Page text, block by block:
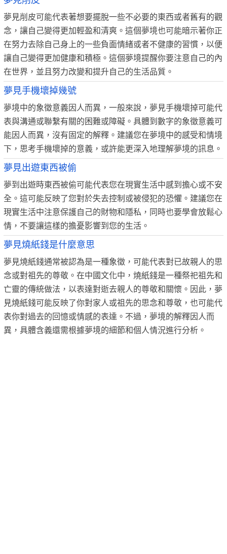
夢見削皮可能代表著想要擺脫一些不必要的東西或者舊有的觀
念，讓自己變得更加輕盈和清爽。這個夢境也可能暗示著你正
在努力去除自己身上的一些負面情緒或者不健康的習慣，以便
讓自己變得更加健康和積極。這個夢境提醒你要注意自己的內
在世界，並且努力改變和提升自己的生活品質。
夢見手機壞掉幾號
夢境中的象徵意義因人而異，一般來說，夢見手機壞掉可能代
表與溝通或聯繫有關的困難或障礙。具體到數字的象徵意義可
能因人而異，沒有固定的解釋。建議您在夢境中的感受和情境
下，思考手機壞掉的意義，或許能更深入地理解夢境的訊息。
夢見出遊東西被偷
夢到出遊時東西被偷可能代表您在現實生活中感到擔心或不安
全。這可能反映了您對於失去控制或被侵犯的恐懼。建議您在
現實生活中注意保護自己的財物和隱私，同時也要學會放鬆心
情，不要讓這樣的擔憂影響到您的生活。
夢見燒紙錢是什麼意思
夢見燒紙錢通常被認為是一種象徵，可能代表對已故親人的思
念或對祖先的尊敬。在中國文化中，燒紙錢是一種祭祀祖先和
亡靈的傳統做法，以表達對逝去親人的尊敬和關懷。因此，夢
見燒紙錢可能反映了你對家人或祖先的思念和尊敬，也可能代
表你對過去的回憶或情感的表達。不過，夢境的解釋因人而
異，具體含義還需根據夢境的細節和個人情況進行分析。